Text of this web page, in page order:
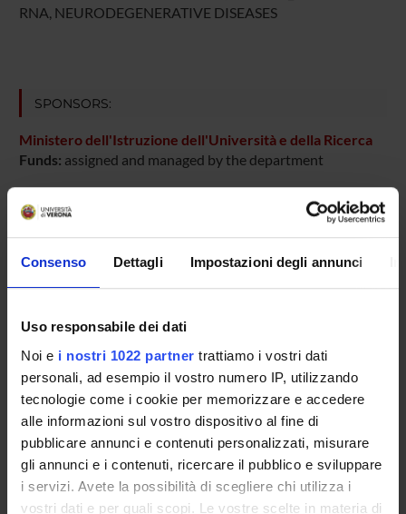
Consenso Dettagli Impostazioni degli annunci
Uso responsabile dei dati
Noi e i nostri 1022 partner trattiamo i vostri dati
personali, ad esempio il vostro numero IP, utilizzando
tecnologie come i cookie per memorizzare e accedere
alle informazioni sul vostro dispositivo al fine di
pubblicare annunci e contenuti personalizzati, misurare
gli annunci e i contenuti, ricercare il pubblico e sviluppare
i servizi. Avete la possibilità di scegliere chi utilizza i
vostri dati e per quali scopi. Le vostre scelte in materia di
RNA, NEURODEGENERATIVE DISEASES
SPONSORS:
Ministero dell'Istruzione dell'Università e della Ricerca
Funds: assigned and managed by the department
PROJECT PARTICIPANTS
Associate Professor
Massimo Libonati
Francesca Vottariello
SECTIONS
Biological Chemistry Section